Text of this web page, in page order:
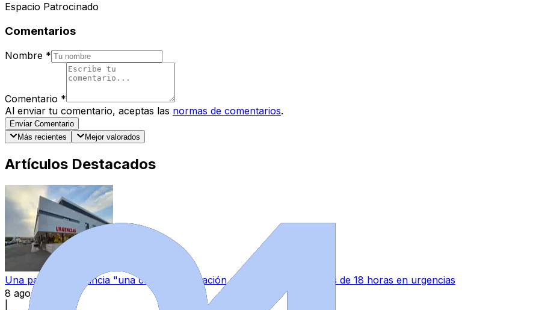
Espacio Patrocinado
Comentarios
Nombre *
Comentario *
Al enviar tu comentario, aceptas las normas de comentarios.
Enviar Comentario
Más recientes
Mejor valorados
Artículos Destacados
Una paciente denuncia "una continua sensación de abandono" tras más de 18 horas en urgencias
8 ago 2026